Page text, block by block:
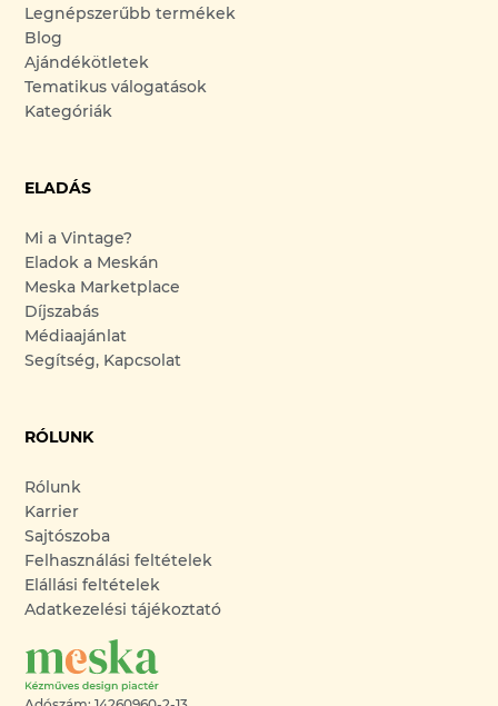
Legnépszerűbb termékek
Blog
Ajándékötletek
Tematikus válogatások
Kategóriák
ELADÁS
Mi a Vintage?
Eladok a Meskán
Meska Marketplace
Díjszabás
Médiaajánlat
Segítség, Kapcsolat
RÓLUNK
Rólunk
Karrier
Sajtószoba
Felhasználási feltételek
Elállási feltételek
Adatkezelési tájékoztató